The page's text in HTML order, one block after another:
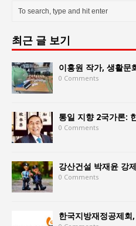
최근 글 보기
이홍원 작가, 생활문
0 Comments
통일 지향 2국가론:
0 Comments
강산건설 박재윤 강
0 Comments
한국지방재정공제